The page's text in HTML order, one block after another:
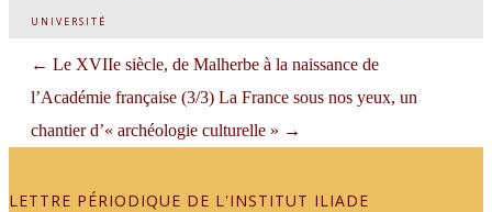
UNIVERSITÉ
← Le XVIIe siècle, de Malherbe à la naissance de
l’Académie française (3/3) La France sous nos yeux, un
chantier d’« archéologie culturelle » →
LETTRE PÉRIODIQUE DE L'INSTITUT ILIADE